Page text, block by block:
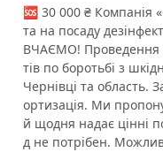
🆘 30 000 ₴ Компанія
та на посаду
ВЧАЄМО! Проведення
тів по боротьбі з
Чернівці та область.
ортизація. Ми
й щодня надає цінні
д не потрібен.